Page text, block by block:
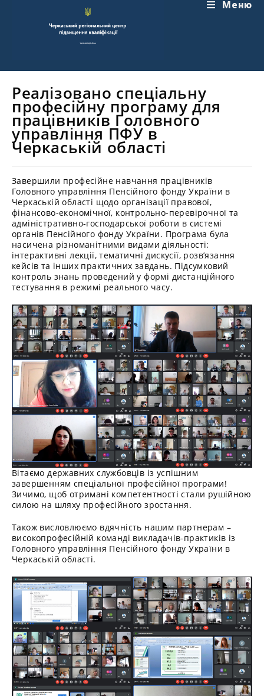
Меню
Реалізовано спеціальну
професійну програму для
працівників Головного
управління ПФУ в
Черкаській області
Завершили професійне навчання працівників
Головного управління Пенсійного фонду України в
Черкаській області щодо організації правової,
фінансово-економічної, контрольно-перевірочної та
адміністративно-господарської роботи в системі
органів Пенсійного фонду України. Програма була
насичена різноманітними видами діяльності:
інтерактивні лекції, тематичні дискусії, розв’язання
кейсів та інших практичних завдань. Підсумковий
контроль знань проведений у формі дистанційного
тестування в режимі реального часу.
Вітаємо державних службовців із успішним
завершенням спеціальної професійної програми!
Зичимо, щоб отримані компетентності стали рушійною
силою на шляху професійного зростання.
Також висловлюємо вдячність нашим партнерам –
високопрофесійній команді викладачів-практиків із
Головного управління Пенсійного фонду України в
Черкаській області.